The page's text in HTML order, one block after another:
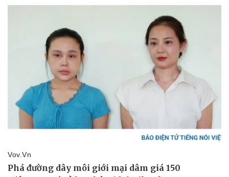
Tin nóng
Tư vấn luật
Quân sự - Quốc phòng